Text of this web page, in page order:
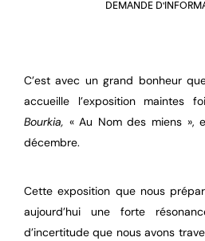
DEMANDE
C’est avec un grand bonheur
accueille l’exposition maintes
Bourkia, « Au Nom des miens »,
décembre.
Cette exposition que nous
aujourd’hui une forte
d’incertitude que nous avons